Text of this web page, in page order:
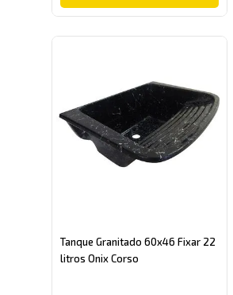
Tanque Granitado 60x46 Fixar 22
litros Onix Corso